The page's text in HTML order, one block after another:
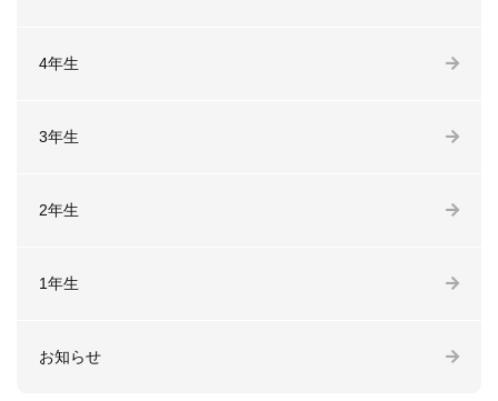
4年生
3年生
2年生
1年生
お知らせ